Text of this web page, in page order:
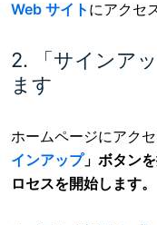
Web サイト にアクセ
2. 「サインア
ます
ホームページにアクセ
インアップ」ボタン
ロセスを開始します。